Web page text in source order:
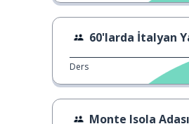
60'larda İtalyan
Ders
Monte Isola